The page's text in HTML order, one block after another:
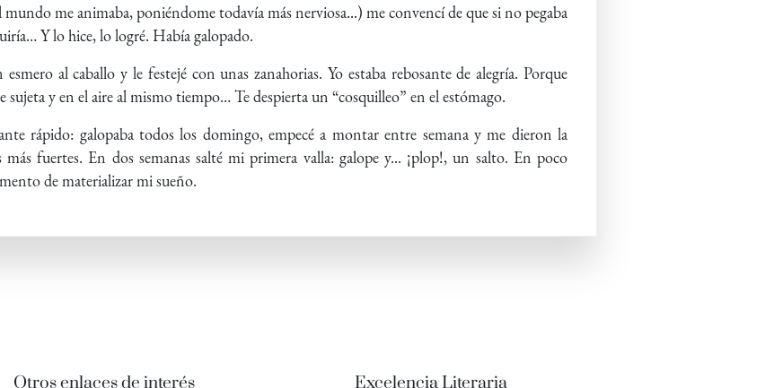
mundo me animaba, poniéndome todavía más nerviosa...) me convencí de que si no pegaba
Y lo hice, lo logré. Había galopado.
al caballo y le festejé con unas zanahorias. Yo estaba rebosante de alegría. Porque
sujeta y en el aire al mismo tiempo… Te despierta un “cosquilleo” en el estómago.
rápido: galopaba todos los domingo, empecé a montar entre semana y me dieron la
fuertes. En dos semanas salté mi primera valla: galope y... ¡plop!, un salto. En poco
de materializar mi sueño.
Otros enlaces de interés Excelencia Literaria